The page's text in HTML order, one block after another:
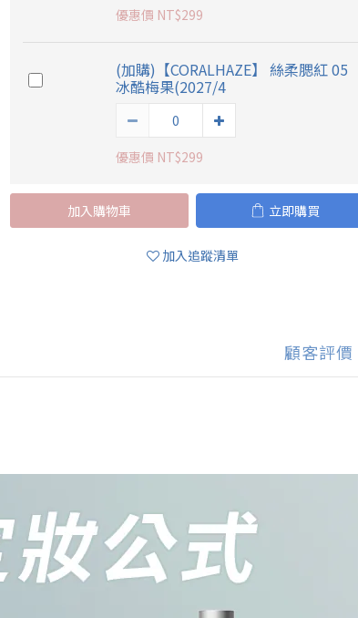
優惠價 NT$299
(加購)【CORALHAZE】 絲柔腮紅 05
冰酷梅果(2027/4
優惠價 NT$299
加入購物車 立即購買
加入追蹤清單
顧客評價